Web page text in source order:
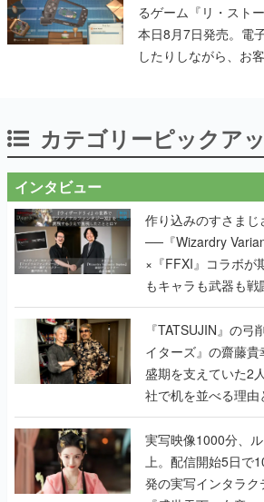
るゲーム『リ・スト
本日8月7日発売。電
したりしながら、お
カテゴリーピックア
インタビュー
作り込みのすさま
──『Wizardry
×『FFXI』コラボが
もキャラも武器も
で作り込まれた理
く
『TATSUJIN』の
イターズ』の齋藤
盛期を支えていた2
社で机を並べる理由
『TATSUJIN
んだレジェンド2人
実写映像1000分、
上。配信開始5日で
発の実写インタラ